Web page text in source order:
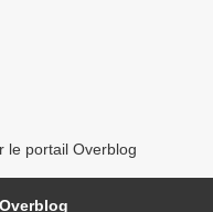
le portail Overblog